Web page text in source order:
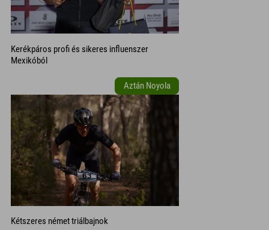
Kerékpáros profi és sikeres influenszer
Mexikóból
Aztán Noyola
Kétszeres német triálbajnok